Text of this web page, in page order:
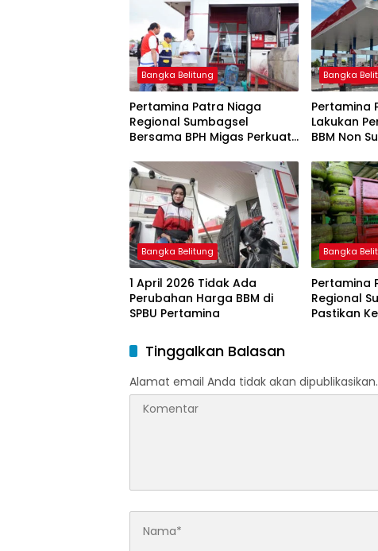
Bangka Belitung
Pertamina Patra Niaga
Regional Sumbagsel
Bersama BPH Migas Perkuat
BBM Subsidi bagi Nelayan
melalui Aplikasi XSTAR
Bangka
Pertamina
Lakukan
BBM Non
Bangka Belitung
1 April 2026 Tidak Ada
Perubahan Harga BBM di
SPBU Pertamina
Bangka
Pertamina
Regional
Pastikan
Tinggalkan Balasan
Alamat email Anda tidak akan dipublikasikan.